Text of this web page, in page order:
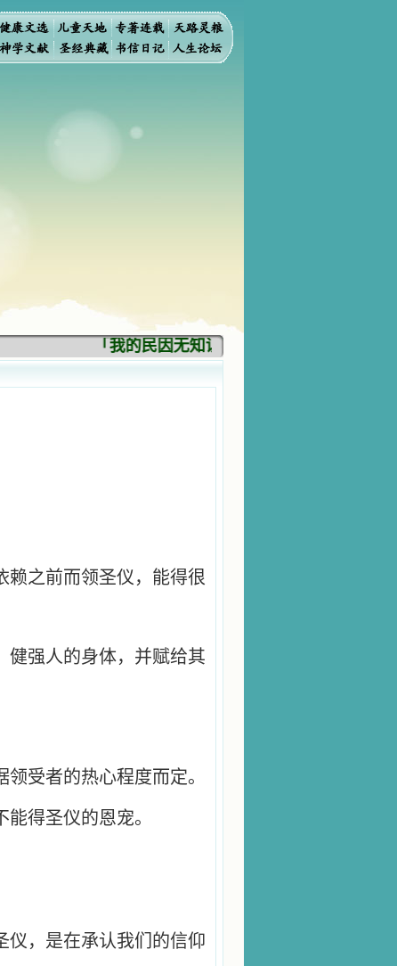
「我的民因无知识而灭亡。你弃掉知识，
赖之前而领圣仪，能得很
健强人的身体，并赋给其
受者的热心程度而定。
得圣仪的恩宠。
仪，是在承认我们的信仰